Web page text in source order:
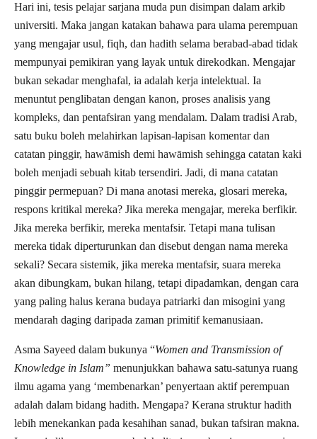
Hari ini, tesis pelajar sarjana muda pun disimpan dalam arkib
universiti. Maka jangan katakan bahawa para ulama perempuan
yang mengajar usul, fiqh, dan hadith selama berabad-abad tidak
mempunyai pemikiran yang layak untuk direkodkan. Mengajar
bukan sekadar menghafal, ia adalah kerja intelektual. Ia
menuntut penglibatan dengan kanon, proses analisis yang
kompleks, dan pentafsiran yang mendalam. Dalam tradisi Arab,
satu buku boleh melahirkan lapisan-lapisan komentar dan
catatan pinggir, hawāmish demi hawāmish sehingga catatan kaki
boleh menjadi sebuah kitab tersendiri. Jadi, di mana catatan
pinggir permepuan? Di mana anotasi mereka, glosari mereka,
respons kritikal mereka? Jika mereka mengajar, mereka berfikir.
Jika mereka berfikir, mereka mentafsir. Tetapi mana tulisan
mereka tidak diperturunkan dan disebut dengan nama mereka
sekali? Secara sistemik, jika mereka mentafsir, suara mereka
akan dibungkam, bukan hilang, tetapi dipadamkan, dengan cara
yang paling halus kerana budaya patriarki dan misogini yang
mendarah daging daripada zaman primitif kemanusiaan.
Asma Sayeed dalam bukunya “Women and Transmission of
Knowledge in Islam” menunjukkan bahawa satu-satunya ruang
ilmu agama yang ‘membenarkan’ penyertaan aktif perempuan
adalah dalam bidang hadith. Mengapa? Kerana struktur hadith
lebih menekankan pada kesahihan sanad, bukan tafsiran makna.